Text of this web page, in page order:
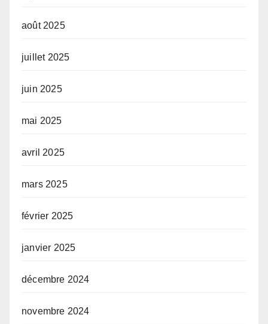
août 2025
juillet 2025
juin 2025
mai 2025
avril 2025
mars 2025
février 2025
janvier 2025
décembre 2024
novembre 2024